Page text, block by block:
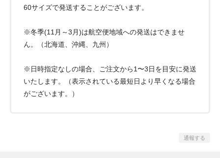
60サイズで発送することがございます。
※冬季(11月～3月)は航空便地域への発送はできませ
ん。（北海道、沖縄、九州）
※日時指定なしの場合、ご注文から1〜3日を目安に発送
いたします。（表示されている最短日より早くなる場合
がございます。）
通報する